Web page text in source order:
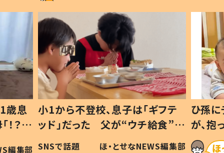
歳息
？」
編集部
小1から不登校、息子は「ギフテ
ッド」だった 父が“ウチ給食”を
作り続ける理由とは #令和の親
SNSで話題 ほ・とせなNEWS編集部
ひ孫
が、
「涙が